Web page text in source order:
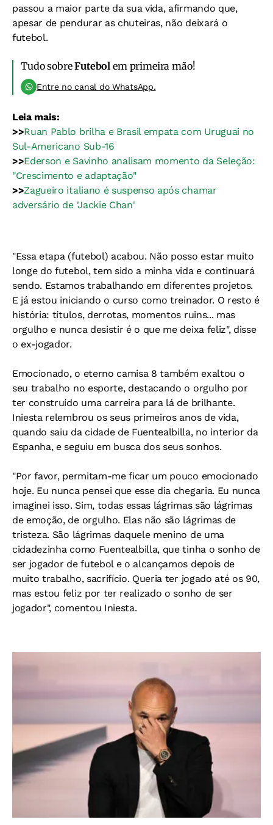
passou a maior parte da sua vida, afirmando que,
apesar de pendurar as chuteiras, não deixará o
futebol.
Tudo sobreFutebol em primeira mão!
Entre no canal do WhatsApp.
Leia mais:
>>Ruan Pablo brilha e Brasil empata com Uruguai no
Sul-Americano Sub-16
>>Ederson e Savinho analisam momento da Seleção:
"Crescimento e adaptação"
>>Zagueiro italiano é suspenso após chamar
adversário de 'Jackie Chan'
"Essa etapa (futebol) acabou. Não posso estar muito
longe do futebol, tem sido a minha vida e continuará
sendo. Estamos trabalhando em diferentes projetos.
E já estou iniciando o curso como treinador. O resto é
história: títulos, derrotas, momentos ruins... mas
orgulho e nunca desistir é o que me deixa feliz", disse
o ex-jogador.
Emocionado, o eterno camisa 8 também exaltou o
seu trabalho no esporte, destacando o orgulho por
ter construído uma carreira para lá de brilhante.
Iniesta relembrou os seus primeiros anos de vida,
quando saiu da cidade de Fuentealbilla, no interior da
Espanha, e seguiu em busca dos seus sonhos.
"Por favor, permitam-me ficar um pouco emocionado
hoje. Eu nunca pensei que esse dia chegaria. Eu nunca
imaginei isso. Sim, todas essas lágrimas são lágrimas
de emoção, de orgulho. Elas não são lágrimas de
tristeza. São lágrimas daquele menino de uma
cidadezinha como Fuentealbilla, que tinha o sonho de
ser jogador de futebol e o alcançamos depois de
muito trabalho, sacrifício. Queria ter jogado até os 90,
mas estou feliz por ter realizado o sonho de ser
jogador", comentou Iniesta.